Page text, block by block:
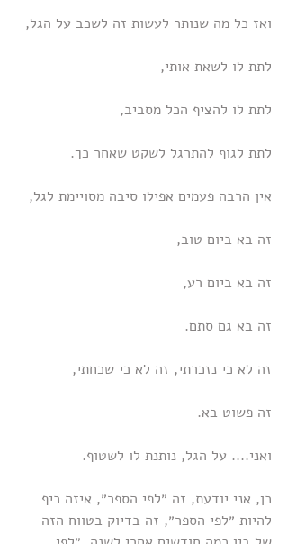
ואז כל מה שנותר לעשות זה לשכב על הגל,
לתת לו לשאת אותי,
לתת לו להציף הכל מסביב,
לתת לגוף להתרגל לשקט שאחר כך.
אין הרבה פעמים אפילו סיבה מסויימת לגל,
זה בא ביום טוב,
זה בא ביום רע,
זה בא גם סתם.
זה לא כי נזכרתי, זה לא כי שכחתי,
זה פשוט בא.
ואני.... על הגל, נותנת לו לשטוף.
כן, אני יודעת, זה ״לפי הספר״, איזה כיף
להיות ״לפי הספר״, זה בדיוק בטווח הזה